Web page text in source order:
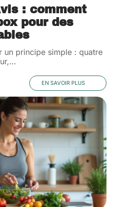
: comment
pour des
un principe simple : quatre
…
EN SAVOIR PLUS